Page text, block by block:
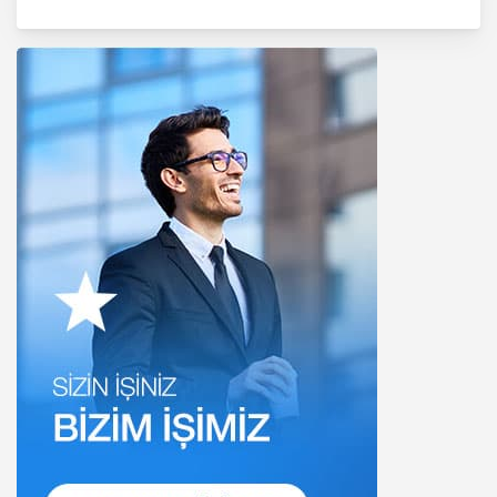
1. Hukuka ve Dürüstlük Kuralına Uygun
Kişisel Veri İşleme Faaliyetlerinde
Bulunma
MASTERTURK FRANCHİSİNG
GAYRİMENKUL SATIŞ VE PAZARLAMA
A.Ş..; kişisel verilerin işlenmesi
faaliyetleri kapsamında hukuka ve
dürüstlük kurallarına uygun hareket
etmekle yükümlüdür. Bu kapsamda,
orantılılık gereklilikleri dikkate
alınacakve kişisel verileri işleme
amacı dışında kullanmayacaktır.
2. Kişisel Verilerin Doğru ve
Gerektiğinde Güncel Olmasını
Sağlama